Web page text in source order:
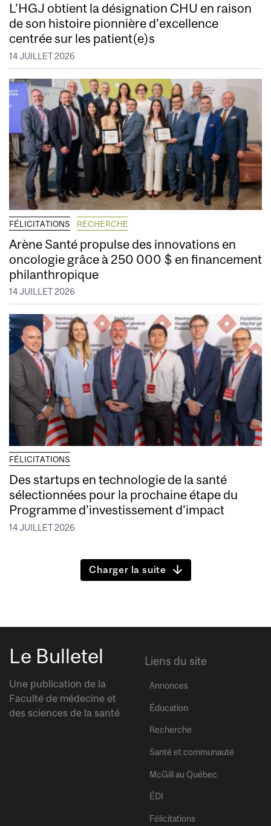
L’HGJ obtient la désignation CHU en raison
de son histoire pionnière d’excellence
centrée sur les patient(e)s
14 JUILLET 2026
FÉLICITATIONS RECHERCHE
Arène Santé propulse des innovations en
oncologie grâce à 250 000 $ en financement
philanthropique
14 JUILLET 2026
FÉLICITATIONS
Des startups en technologie de la santé
sélectionnées pour la prochaine étape du
Programme d’investissement d’impact
14 JUILLET 2026
Charger la suite
Le Bulletel
Une publication de la
Faculté de médecine et
des sciences de la santé
Liens du site
Annonces
Éducation
Recherche
Santé et communauté
McGill au Québec
ÉDI
Félicitations